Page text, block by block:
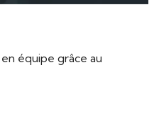
équipe grâce au